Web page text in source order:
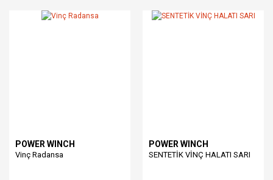
POWER WINCH
Vinç Radansa
POWER WINCH
SENTETİK VİNÇ HALATI SARI